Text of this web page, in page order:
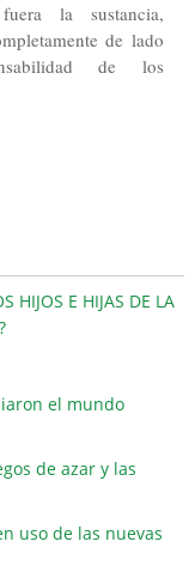
la sustancia,
de lado
de los
HIJOS E HIJAS DE LA
el mundo
de azar y las
uso de las nuevas